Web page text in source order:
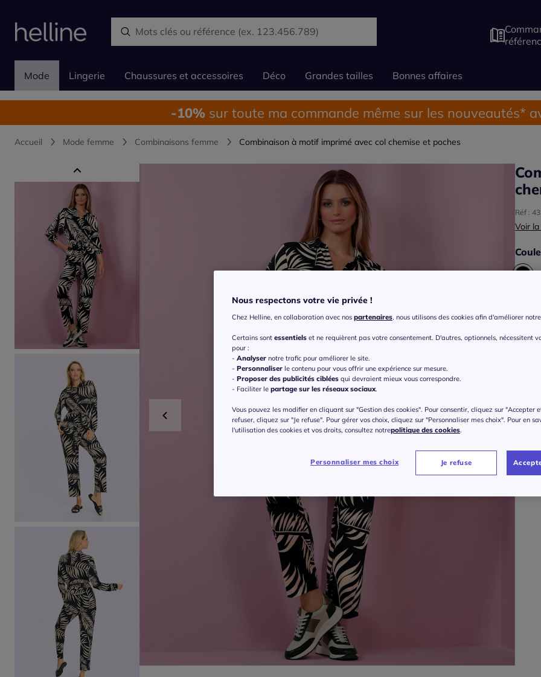
Mode Lingerie Chaussures et accessoires Déco Grandes tailles Bonnes affaires
-10% sur toute ma commande même sur les nouveautés*
Accueil Mode femme Combinaisons femme Combinaison à motif imprimé avec col chemise et poches
Réf :
Voir
40
42
ou 3
Nous respectons votre vie privée !
Chez Helline, en collaboration avec nos partenaires, nous utilisons des cookies afin d'améliorer
Certains sont essentiels et ne requièrent pas votre consentement. D'autres, optionnels, nécessitent
pour :
- Analyser notre trafic pour améliorer le site.
- Personnaliser le contenu pour vous offrir une expérience sur mesure.
- Proposer des publicités ciblées qui devraient mieux vous correspondre.
- Faciliter le partage sur les réseaux sociaux.
Vous pouvez les modifier en cliquant sur "Gestion des cookies". Pour consentir, cliquez sur "Accepter
refuser, cliquez sur "Je refuse". Pour gérer vos choix, cliquez sur "Personnaliser mes choix". Pour en
l'utilisation des cookies et vos droits, consultez notrepolitique des cookies.
Personnaliser mes choix Je refuse